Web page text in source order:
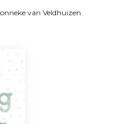
van Veldhuizen